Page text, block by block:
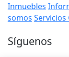
Inmuebles
somos Servicios
Síguenos